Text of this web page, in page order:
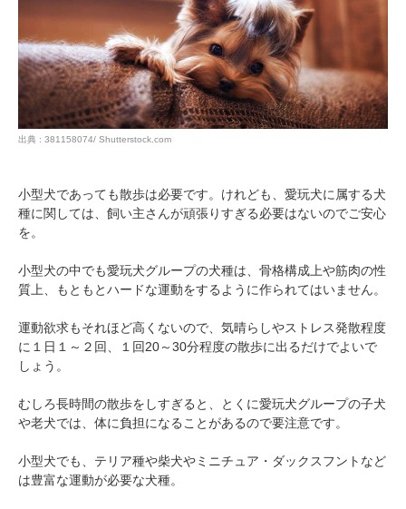
出典 : 381158074/ Shutterstock.com
小型犬であっても散歩は必要です。けれども、愛玩犬に属する犬
種に関しては、飼い主さんが頑張りすぎる必要はないのでご安心
を。
小型犬の中でも愛玩犬グループの犬種は、骨格構成上や筋肉の性
質上、もともとハードな運動をするように作られてはいません。
運動欲求もそれほど高くないので、気晴らしやストレス発散程度
に１日１～２回、１回20～30分程度の散歩に出るだけでよいで
しょう。
むしろ長時間の散歩をしすぎると、とくに愛玩犬グループの子犬
や老犬では、体に負担になることがあるので要注意です。
小型犬でも、テリア種や柴犬やミニチュア・ダックスフントなど
は豊富な運動が必要な犬種。